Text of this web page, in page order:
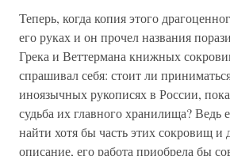
Теперь, когда копия этого
его руках и он прочел названия
Грека и Веттермана книжных
спрашивал себя: стоит ли
иноязычных рукописях в России,
судьба их главного хранилища? Ведь
найти хотя бы часть этих сокровищ и
описание, его работа приобрела бы